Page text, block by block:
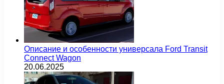
Описание и особенности универсала Ford Transit
Connect Wagon
20.06.2025